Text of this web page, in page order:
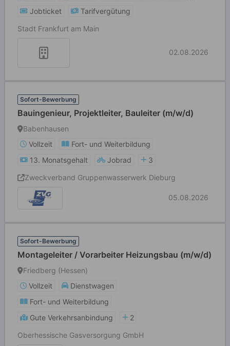
Jobticket
Tarifvergütung
Stadt Frankfurt am Main
02.08.2026
Sofort-Bewerbung
Bauingenieur, Projektleiter, Bauleiter (m/w/d)
Babenhausen
Vollzeit
Fort- und Weiterbildung
13. Monatsgehalt
Jobrad
3
Zweckverband Gruppenwasserwerk Dieburg
05.08.2026
Sofort-Bewerbung
Montageleiter / Vorarbeiter Heizungsbau (m/w/d)
Friedberg (Hessen)
Vollzeit
Dienstwagen
Fort- und Weiterbildung
Gute Verkehrsanbindung
2
Oberhessische Gasversorgung GmbH